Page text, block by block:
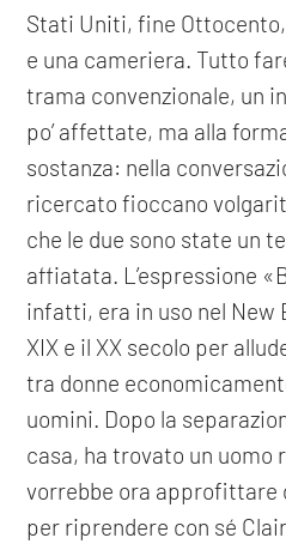
Stati Uniti, fine
e una cameriera. Tutto
trama convenzionale, un
po’ affettate, ma alla
sostanza: nella
ricercato fioccano
che le due sono state un
affiatata. L’espressione
infatti, era in uso nel New
XIX e il XX secolo per
tra donne
uomini. Dopo la
casa, ha trovato un uomo
vorrebbe ora approfittare
per riprendere con sé